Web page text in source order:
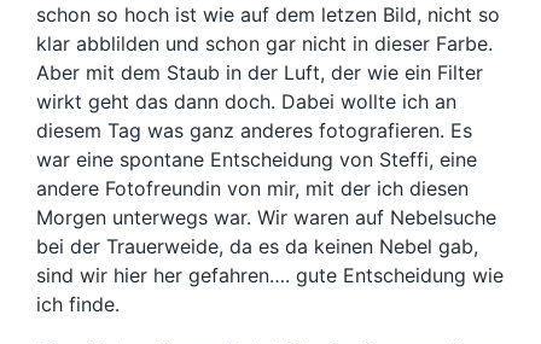
schon so hoch ist wie auf dem letzen Bild, nicht so
klar abblilden und schon gar nicht in dieser Farbe.
Aber mit dem Staub in der Luft, der wie ein Filter
wirkt geht das dann doch. Dabei wollte ich an
diesem Tag was ganz anderes fotografieren. Es
war eine spontane Entscheidung von Steffi, eine
andere Fotofreundin von mir, mit der ich diesen
Morgen unterwegs war. Wir waren auf Nebelsuche
bei der Trauerweide, da es da keinen Nebel gab,
sind wir hier her gefahren…. gute Entscheidung wie
ich finde.